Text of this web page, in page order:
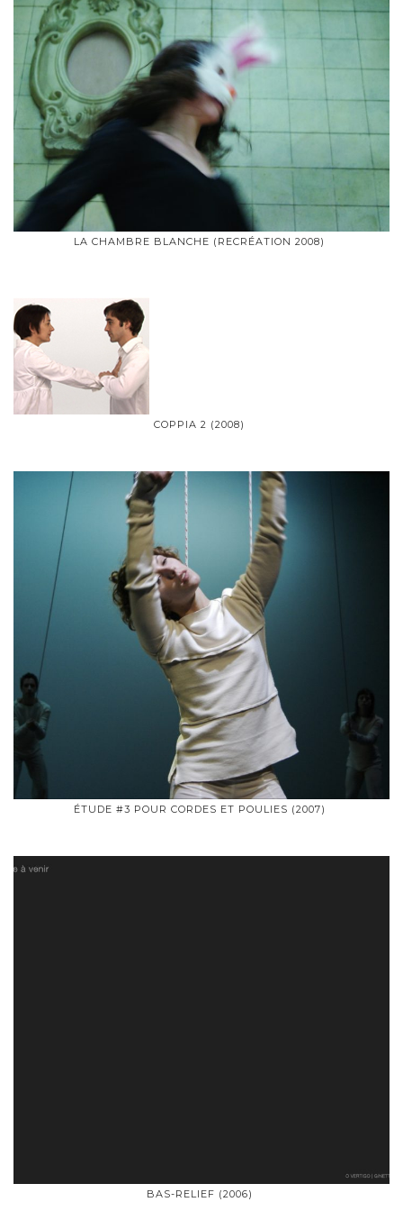
LA CHAMBRE BLANCHE (RECRÉATION 2008)
COPPIA 2 (2008)
ÉTUDE #3 POUR CORDES ET POULIES (2007)
BAS-RELIEF (2006)